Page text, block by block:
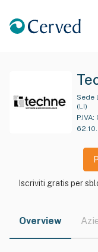
Sede
(LI)
P.IVA:
Iscriviti gratis per
Overview